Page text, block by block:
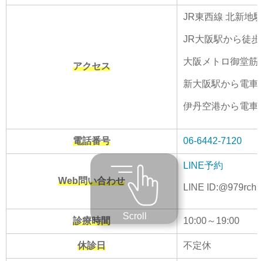
アクセス
JR東西線 北新地
JR大阪駅から徒歩
大阪メトロ御堂筋
新大阪駅から電車
伊丹空港から電車
電話番号 06-6442-7120
Web問い合わせ
LINE予約
LINE
診療時間 10:00～19:00
休診日 不定休
Scroll